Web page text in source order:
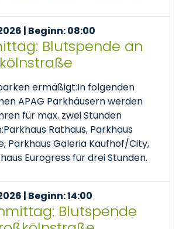
| Beginn: 08:00
Blutspende an
ermäßigt:In folgenden
APAG Parkhäusern werden
für max. zwei Stunden
Rathaus, Parkhaus
Parkhaus Galeria Kaufhof/City,
Eurogress für drei Stunden.
| Beginn: 14:00
Blutspende